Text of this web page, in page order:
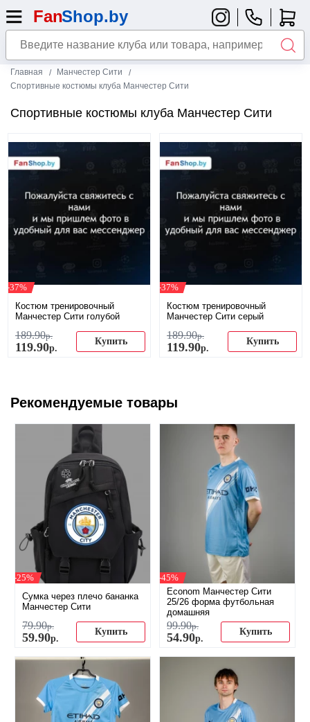
Главная
Манчестер Сити
Спортивные костюмы клуба Манчестер Сити
Спортивные костюмы клуба Манчестер Сити
-37%
Костюм тренировочный
Манчестер Сити голубой
189.90р.
119.90р.
Купить
-37%
Костюм тренировочный
Манчестер Сити серый
189.90р.
119.90р.
Купить
Рекомендуемые товары
-25%
Сумка через плечо бананка
Манчестер Сити
79.90р.
59.90р.
Купить
-45%
Econom Манчестер Сити
25/26 форма футбольная
домашняя
99.90р.
54.90р.
Купить